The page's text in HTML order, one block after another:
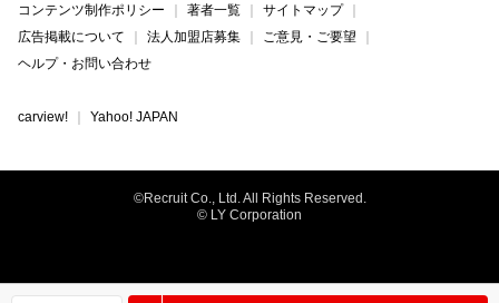
コンテンツ制作ポリシー
著者一覧
サイトマップ
広告掲載について
法人加盟店募集
ご意見・ご要望
ヘルプ・お問い合わせ
carview! Yahoo! JAPAN
©Recruit Co., Ltd. All Rights Reserved.
© LY Corporation